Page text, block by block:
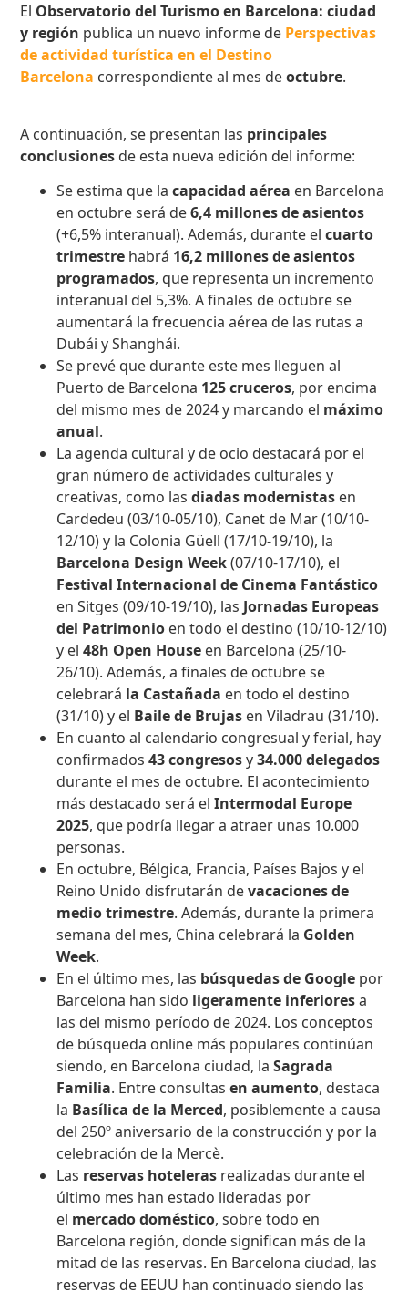
El Observatorio del Turismo en Barcelona: ciudad
y región publica un nuevo informe de Perspectivas
de actividad turística en el Destino
Barcelona correspondiente al mes deoctubre.
A continuación, se presentan las principales
conclusiones de esta nueva edición del informe:
Se estima que lacapacidad aérea en Barcelona
en octubre será de6,4 millones de asientos
(+6,5% interanual). Además, durante elcuarto
trimestre habrá 16,2 millones de asientos
programados, que representa un incremento
interanual del 5,3%. A finales de octubre se
aumentará la frecuencia aérea de las rutas a
Dubái y Shanghái.
Se prevé que durante este mes lleguen al
Puerto de Barcelona 125 cruceros, por encima
del mismo mes de 2024 y marcando el máximo
anual.
La agenda cultural y de ocio destacará por el
gran número de actividades culturales y
creativas, como lasdiadas modernistas en
Cardedeu (03/10-05/10), Canet de Mar (10/10-
12/10) y la Colonia Güell (17/10-19/10), la
Barcelona Design Week(07/10-17/10), el
Festival Internacional de Cinema Fantástico
en Sitges (09/10-19/10), las Jornadas Europeas
del Patrimonio en todo el destino (10/10-12/10)
y el48h Open House en Barcelona (25/10-
26/10). Además, a finales de octubre se
celebrará la Castañada en todo el destino
(31/10) y el Baile de Brujas en Viladrau (31/10).
En cuanto al calendario congresual y ferial, hay
confirmados43 congresosy34.000 delegados
durante el mes de octubre. El acontecimiento
más destacado será elIntermodal Europe
2025, que podría llegar a atraer unas 10.000
personas.
En octubre, Bélgica, Francia, Países Bajos y el
Reino Unido disfrutarán devacaciones de
medio trimestre. Además, durante la primera
semana del mes, China celebrará la Golden
Week.
En el último mes, las búsquedas de Google por
Barcelona han sido ligeramente inferioresa
las del mismo período de 2024. Los conceptos
de búsqueda online más populares continúan
siendo, en Barcelona ciudad, laSagrada
Familia. Entre consultasen aumento, destaca
la Basílica de la Merced, posiblemente a causa
del 250º aniversario de la construcción y por la
celebración de la Mercè.
Las reservas hoteleras realizadas durante el
último mes han estado lideradas por
el mercado doméstico, sobre todo en
Barcelona región, donde significan más de la
mitad de las reservas. En Barcelona ciudad, las
reservas de EEUU han continuado siendo las